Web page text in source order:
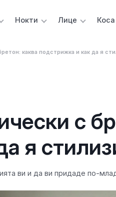
Нокти Лице Коса
каква подстрижка и как да я
с
я
ви и да ви придаде по-